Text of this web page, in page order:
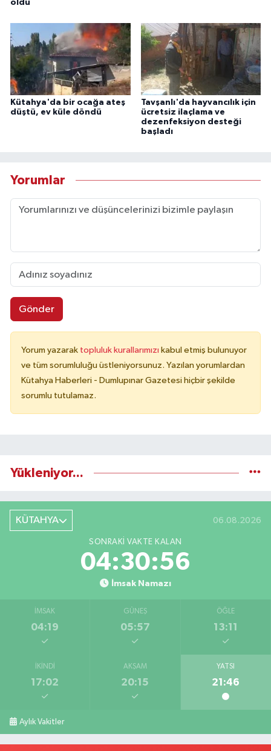
oldu
Kütahya'da bir ocağa ateş
düştü, ev küle döndü
Tavşanlı'da hayvancılık için
ücretsiz ilaçlama ve
dezenfeksiyon desteği
başladı
Yorumlar
Gönder
Yorum yazarak topluluk kurallarımızı kabul etmiş bulunuyor
ve tüm sorumluluğu üstleniyorsunuz. Yazılan yorumlardan
Kütahya Haberleri - Dumlupınar Gazetesi hiçbir şekilde
sorumlu tutulamaz.
Yükleniyor...
KÜTAHYA 06.08.2026
SONRAKI VAKTE KALAN
04:30:55
İmsak Namazı
İMSAK
04:19
GÜNEŞ
05:57
ÖĞLE
13:11
İKINDI
17:02
AKŞAM
20:15
YATSI
21:46
Aylık Vakitler